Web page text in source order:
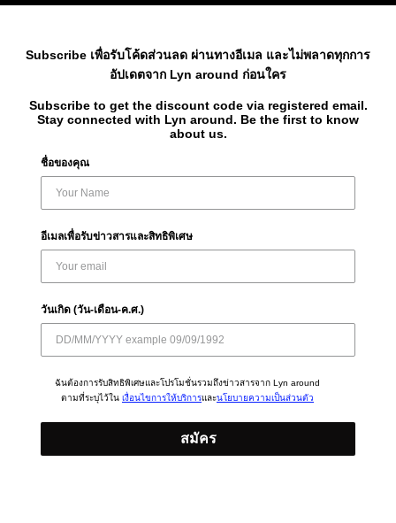
Subscribe เพื่อรับโค้ดส่วนลด ผ่านทางอีเมล และไม่พลาดทุกการ
อัปเดตจาก Lyn around ก่อนใคร
Subscribe to get the discount code via registered email.
Stay connected with Lyn around. Be the first to know
about us.
ชื่อของคุณ
อีเมลเพื่อรับข่าวสารและสิทธิพิเศษ
วันเกิด (วัน-เดือน-ค.ศ.)
ฉันต้องการรับสิทธิพิเศษและโปรโมชั่นรวมถึงข่าวสารจาก Lyn around
ตามที่ระบุไว้ใน เงื่อนไขการให้บริการและนโยบายความเป็นส่วนตัว
สมัคร